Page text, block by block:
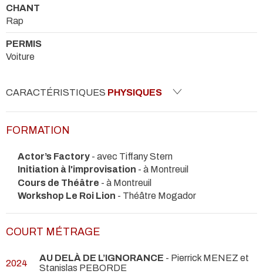
CHANT
Rap
PERMIS
Voiture
CARACTÉRISTIQUES PHYSIQUES
FORMATION
Actor’s Factory - avec Tiffany Stern
Initiation à l'improvisation - à Montreuil
Cours de Théâtre - à Montreuil
Workshop Le Roi Lion - Théâtre Mogador
COURT MÉTRAGE
2024 AU DELÀ DE L’IGNORANCE - Pierrick MENEZ et
Stanislas PEBORDE